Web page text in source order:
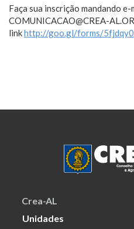
Faça sua inscrição mandando e-
COMUNICACAO@CREA-
linkhttp://goo.gl/forms/
Crea-AL
Unidades